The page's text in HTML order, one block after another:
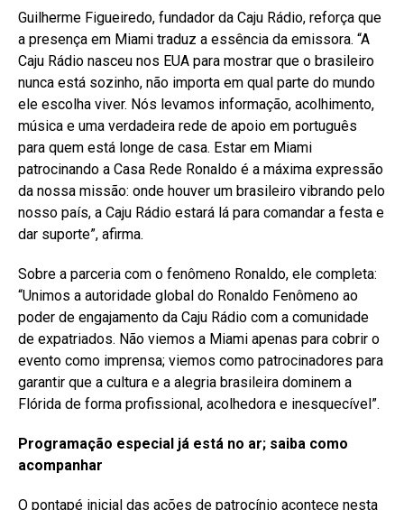
Guilherme Figueiredo, fundador da Caju Rádio, reforça que
a presença em Miami traduz a essência da emissora. “A
Caju Rádio nasceu nos EUA para mostrar que o brasileiro
nunca está sozinho, não importa em qual parte do mundo
ele escolha viver. Nós levamos informação, acolhimento,
música e uma verdadeira rede de apoio em português
para quem está longe de casa. Estar em Miami
patrocinando a Casa Rede Ronaldo é a máxima expressão
da nossa missão: onde houver um brasileiro vibrando pelo
nosso país, a Caju Rádio estará lá para comandar a festa e
dar suporte”, afirma.
Sobre a parceria com o fenômeno Ronaldo, ele completa:
“Unimos a autoridade global do Ronaldo Fenômeno ao
poder de engajamento da Caju Rádio com a comunidade
de expatriados. Não viemos a Miami apenas para cobrir o
evento como imprensa; viemos como patrocinadores para
garantir que a cultura e a alegria brasileira dominem a
Flórida de forma profissional, acolhedora e inesquecível”.
Programação especial já está no ar; saiba como
acompanhar
O pontapé inicial das ações de patrocínio acontece nesta